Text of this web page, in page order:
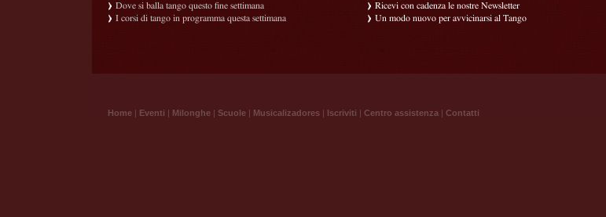
Dove si balla tango questo fine settimana
I corsi di tango in programma questa settimana
Ricevi con cadenza le nostre Newsletter
Un modo nuovo per avvicinarsi al Tango
Home | Eventi | Milonghe | Scuole | Musicalizadores | Iscriviti | Centro assistenza | Contatti